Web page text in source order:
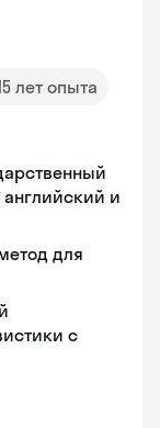
лет опыта
английский и
для
с